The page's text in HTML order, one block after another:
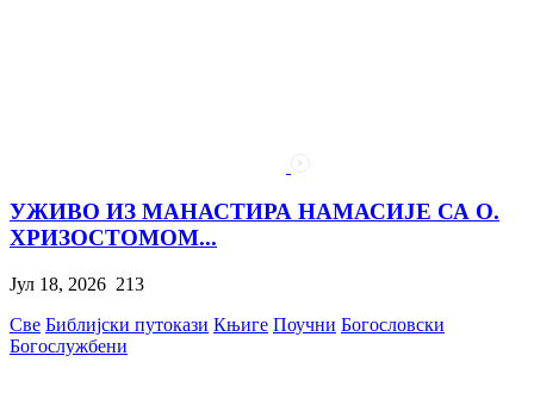
УЖИВО ИЗ МАНАСТИРА НАМАСИЈЕ СА О.
ХРИЗОСТОМОМ...
Јул 18, 2026 213
Све Библијски путокази Књиге Поучни Богословски
Богослужбени